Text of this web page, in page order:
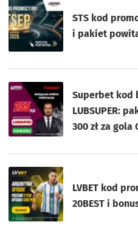
STS kod
i pakiet
Superbet kod
LUBSUPER:
300 zł za gola
LVBET kod
20BEST i